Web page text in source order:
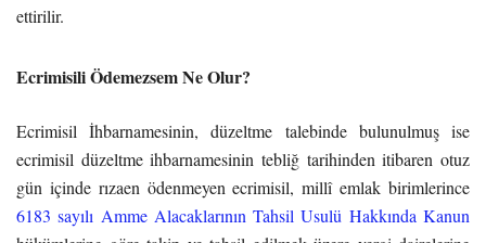
ettirilir.
Ecrimisili Ödemezsem Ne Olur?
Ecrimisil İhbarnamesinin, düzeltme talebinde bulunulmuş ise
ecrimisil düzeltme ihbarnamesinin tebliğ tarihinden itibaren otuz
gün içinde rızaen ödenmeyen ecrimisil, millî emlak birimlerince
6183 sayılı Amme Alacaklarının Tahsil Usulü Hakkında Kanun